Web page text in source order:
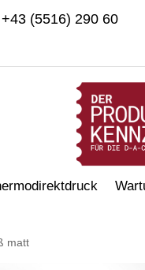
+43 (5516) 290 60
matt